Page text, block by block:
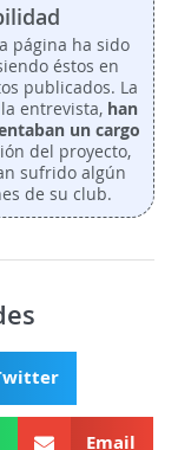
página ha sido
éstos en
publicados. La
entrevista, han
un cargo
del proyecto,
sufrido algún
de su club.
Email